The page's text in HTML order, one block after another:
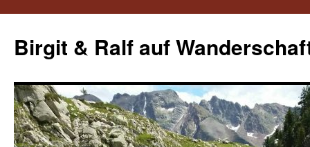
contenu
Birgit & Ralf auf